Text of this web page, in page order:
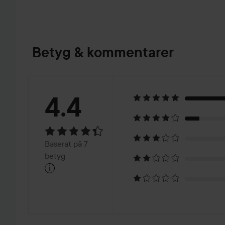
Betyg & kommentarer
Betyg:
4.4Baserat
på
4.4
Baserat på 7
betyg
i